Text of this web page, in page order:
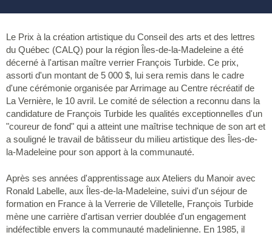
Le Prix à la création artistique du Conseil des arts et des lettres
du Québec (CALQ) pour la région Îles-de-la-Madeleine a été
décerné à l'artisan maître verrier François Turbide. Ce prix,
assorti d'un montant de 5 000 $, lui sera remis dans le cadre
d'une cérémonie organisée par Arrimage au Centre récréatif de
La Vernière, le 10 avril. Le comité de sélection a reconnu dans la
candidature de François Turbide les qualités exceptionnelles d'un
"coureur de fond" qui a atteint une maîtrise technique de son art et
a souligné le travail de bâtisseur du milieu artistique des Îles-de-
la-Madeleine pour son apport à la communauté.
Après ses années d'apprentissage aux Ateliers du Manoir avec
Ronald Labelle, aux Îles-de-la-Madeleine, suivi d'un séjour de
formation en France à la Verrerie de Villetelle, François Turbide
mène une carrière d'artisan verrier doublée d'un engagement
indéfectible envers la communauté madelinienne. En 1985, il